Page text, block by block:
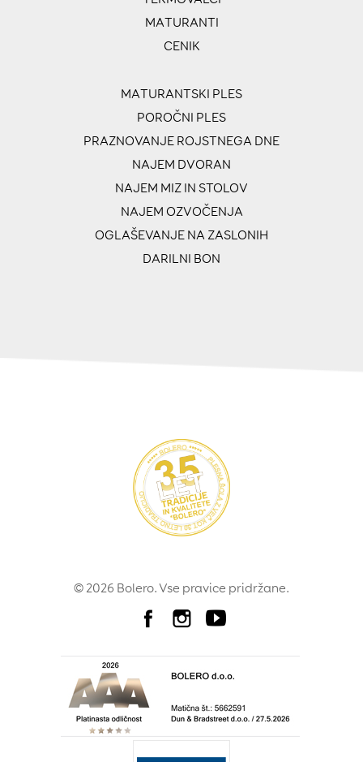
MATURANTI
CENIK
MATURANTSKI PLES
POROČNI PLES
PRAZNOVANJE ROJSTNEGA DNE
NAJEM DVORAN
NAJEM MIZ IN STOLOV
NAJEM OZVOČENJA
OGLAŠEVANJE NA ZASLONIH
DARILNI BON
© 2026 Bolero. Vse pravice pridržane.